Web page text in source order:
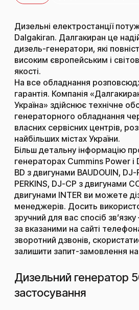
Дизельні електростанції
Dalgakiran. Далгакиран це
дизель-генератори, які
високим європейським і
якості.
На все обладнання
гарантія. Компанія
Україна» здійснює технічне
генераторного обладнання
власних сервісних центрів,
найбільших містах України.
Більш детальну інформацію
генераторах Cummins Power і
BD з двигунами BAUDOUIN,
PERKINS, DJ-CP з двигунами
двигунами INTER ви можете
менеджерів. Досить
зручний для вас спосіб
за вказаними на сайті
зворотний дзвонів,
залишити запит-замовлення на
Дизельний генератор
застосування